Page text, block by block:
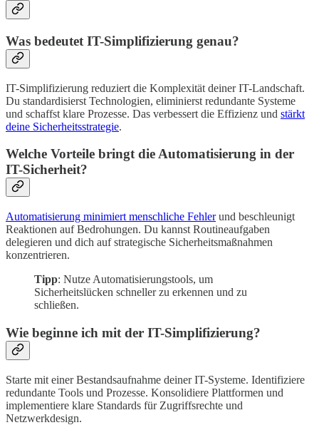
Was bedeutet IT-Simplifizierung genau?
IT-Simplifizierung reduziert die Komplexität deiner IT-Landschaft.
Du standardisierst Technologien, eliminierst redundante Systeme
und schaffst klare Prozesse. Das verbessert die Effizienz und stärkt
deine Sicherheitsstrategie.
Welche Vorteile bringt die Automatisierung in der
IT-Sicherheit?
Automatisierung minimiert menschliche Fehlerund beschleunigt
Reaktionen auf Bedrohungen. Du kannst Routineaufgaben
delegieren und dich auf strategische Sicherheitsmaßnahmen
konzentrieren.
Tipp: Nutze Automatisierungstools, um
Sicherheitslücken schneller zu erkennen und zu
schließen.
Wie beginne ich mit der IT-Simplifizierung?
Starte mit einer Bestandsaufnahme deiner IT-Systeme. Identifiziere
redundante Tools und Prozesse. Konsolidiere Plattformen und
implementiere klare Standards für Zugriffsrechte und
Netzwerkdesign.